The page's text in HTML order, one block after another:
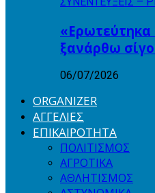
«Ερωτεύτηκα
ξανάρθω
06/07/2026
ORGANIZER
ΑΓΓΕΛΙΕΣ
ΕΠΙΚΑΙΡΟΤΗΤΑ
ΠΟΛΙΤΙΣΜΟΣ
ΑΓΡΟΤΙΚΑ
ΑΘΛΗΤΙΣΜΟΣ